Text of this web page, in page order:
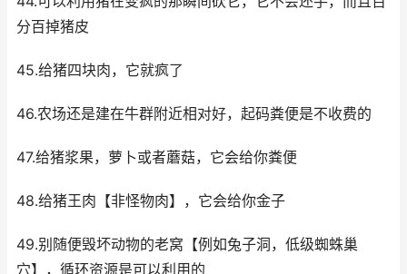
分百掉猪皮
45.给猪四块肉，它就疯了
46.农场还是建在牛群附近相对好，起码粪便是不收费的
47.给猪浆果，萝卜或者蘑菇，它会给你粪便
48.给猪王肉【非怪物肉】，它会给你金子
49.别随便毁坏动物的老窝【例如兔子洞，低级蜘蛛巢
穴】，循环资源是可以利用的